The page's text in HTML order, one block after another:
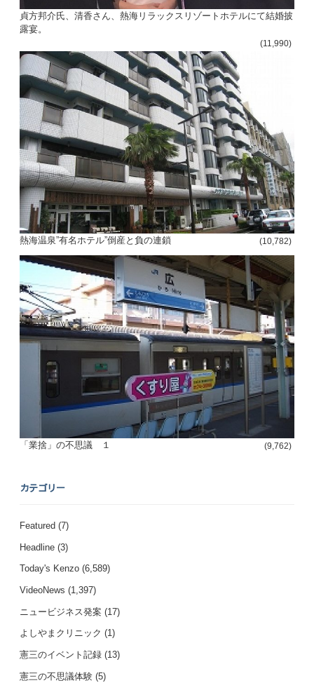
貞方邦介氏、清香さん、熱海リラックスリゾートホテルにて結婚披
露宴。
(11,990)
熱海温泉”有名ホテル”倒産と負の連鎖 (10,782)
「業捨」の不思議 １ (9,762)
カテゴリー
Featured (7)
Headline (3)
Today's Kenzo (6,589)
VideoNews (1,397)
ニュービジネス発案 (17)
よしやまクリニック (1)
憲三のイベント記録 (13)
憲三の不思議体験 (5)